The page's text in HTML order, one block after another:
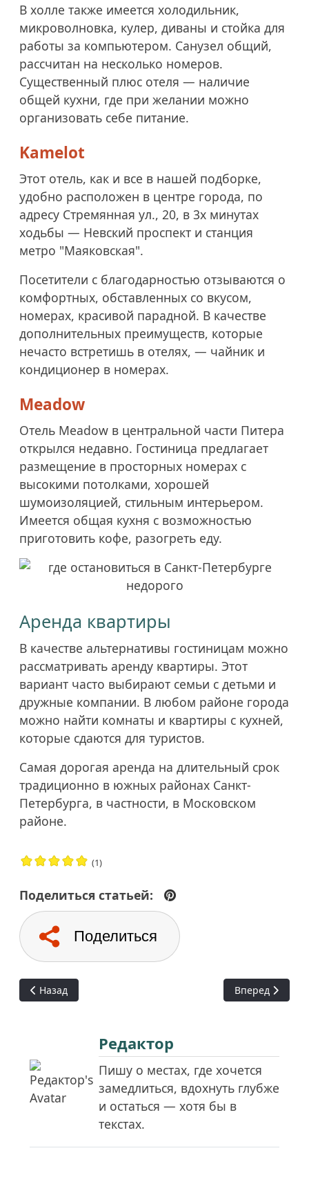
В холле также имеется холодильник,
микроволновка, кулер, диваны и стойка для
работы за компьютером. Санузел общий,
рассчитан на несколько номеров.
Существенный плюс отеля — наличие
общей кухни, где при желании можно
организовать себе питание.
Kamelot
Этот отель, как и все в нашей подборке,
удобно расположен в центре города, по
адресу Стремянная ул., 20, в 3х минутах
ходьбы — Невский проспект и станция
метро "Маяковская".
Посетители с благодарностью отзываются о
комфортных, обставленных со вкусом,
номерах, красивой парадной. В качестве
дополнительных преимуществ, которые
нечасто встретишь в отелях, — чайник и
кондиционер в номерах.
Meadow
Отель Meadow в центральной части Питера
открылся недавно. Гостиница предлагает
размещение в просторных номерах с
высокими потолками, хорошей
шумоизоляцией, стильным интерьером.
Имеется общая кухня с возможностью
приготовить кофе, разогреть еду.
Аренда квартиры
В качестве альтернативы гостиницам можно
рассматривать аренду квартиры. Этот
вариант часто выбирают семьи с детьми и
дружные компании. В любом районе города
можно найти комнаты и квартиры с кухней,
которые сдаются для туристов.
Самая дорогая аренда на длительный срок
традиционно в южных районах Санкт-
Петербурга, в частности, в Московском
районе.
(1)
Поделиться статьей:
Поделиться
Предыдущий: Транспорт Санкт-Петербурга
Назад Следующий:
Вперед
Редактор
Пишу о местах, где хочется
замедлиться, вдохнуть глубже
и остаться — хотя бы в
текстах.